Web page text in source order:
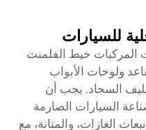
للسيارات
خيط الفلمنت
ولوحات الأبواب
السجاد. يجب أن
السيارات الصارمة
الغازات، والمتانة، مع